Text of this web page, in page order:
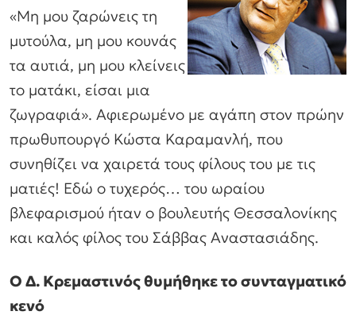
«Μη μου ζαρώνεις τη
μυτούλα, μη μου κουνάς
τα αυτιά, μη μου κλείνεις
το ματάκι, είσαι μια
ζωγραφιά». Αφιερωμένο με αγάπη στον πρώην
πρωθυπουργό Κώστα Καραμανλή, που
συνηθίζει να χαιρετά τους φίλους του με τις
ματιές! Εδώ ο τυχερός… του ωραίου
βλεφαρισμού ήταν ο βουλευτής Θεσσαλονίκης
και καλός φίλος του Σάββας Αναστασιάδης.
Ο Δ. Κρεμαστινός θυμήθηκε το συνταγματικό
κενό